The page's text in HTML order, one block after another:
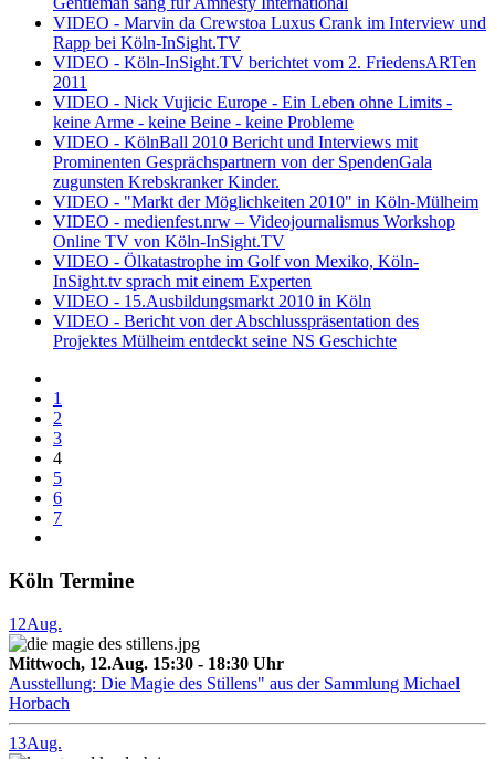
VIDEO - Marvin da Crewstoa Luxus Crank im Interview und
Rapp bei Köln-InSight.TV
VIDEO - Köln-InSight.TV berichtet vom 2. FriedensARTen
2011
VIDEO - Nick Vujicic Europe - Ein Leben ohne Limits -
keine Arme - keine Beine - keine Probleme
VIDEO - KölnBall 2010 Bericht und Interviews mit
Prominenten Gesprächspartnern von der SpendenGala
zugunsten Krebskranker Kinder.
VIDEO - "Markt der Möglichkeiten 2010" in Köln-Mülheim
VIDEO - medienfest.nrw – Videojournalismus Workshop
Online TV von Köln-InSight.TV
VIDEO - Ölkatastrophe im Golf von Mexiko, Köln-
InSight.tv sprach mit einem Experten
VIDEO - 15.Ausbildungsmarkt 2010 in Köln
VIDEO - Bericht von der Abschlusspräsentation des
Projektes Mülheim entdeckt seine NS Geschichte
1
2
3
4
5
6
7
Köln Termine
12Aug.
Mittwoch, 12.Aug. 15:30 - 18:30 Uhr
Ausstellung: Die Magie des Stillens" aus der Sammlung Michael
Horbach
13Aug.